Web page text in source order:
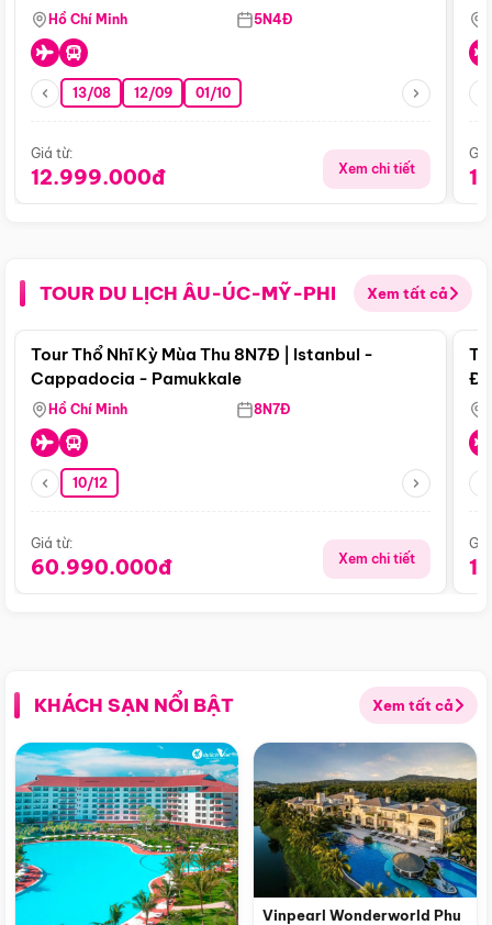
Hồ Chí Minh 5N4Đ
13/08 12/09 01/10
Giá từ:
12.999.000đ Xem chi tiết
TOUR DU LỊCH ÂU-ÚC-MỸ-PHI Xem tất cả
Điểm nổi bật
Tour Thổ Nhĩ Kỳ Mùa Thu 8N7Đ | Istanbul -
Cappadocia - Pamukkale
Hồ Chí Minh 8N7Đ
10/12
Giá từ:
60.990.000đ Xem chi tiết
KHÁCH SẠN NỔI BẬT Xem tất cả
Vinpearl Wonderworld Phu